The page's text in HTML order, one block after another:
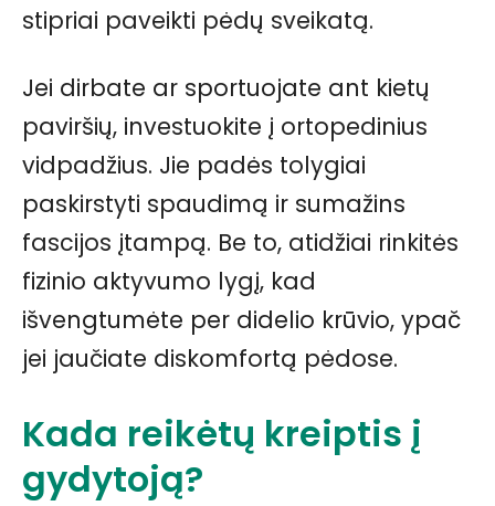
stipriai paveikti pėdų sveikatą.
Jei dirbate ar sportuojate ant kietų
paviršių, investuokite į ortopedinius
vidpadžius. Jie padės tolygiai
paskirstyti spaudimą ir sumažins
fascijos įtampą. Be to, atidžiai rinkitės
fizinio aktyvumo lygį, kad
išvengtumėte per didelio krūvio, ypač
jei jaučiate diskomfortą pėdose.
Kada reikėtų kreiptis į
gydytoją?